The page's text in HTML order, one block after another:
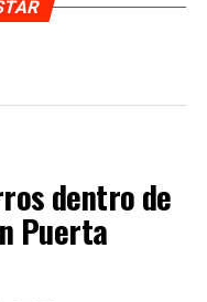
dentro de
Puerta